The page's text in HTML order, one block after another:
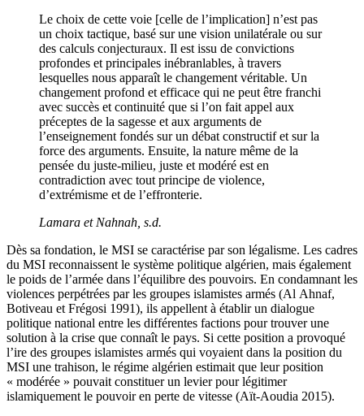
Le choix de cette voie [celle de l’implication] n’est pas
un choix tactique, basé sur une vision unilatérale ou sur
des calculs conjecturaux. Il est issu de convictions
profondes et principales inébranlables, à travers
lesquelles nous apparaît le changement véritable. Un
changement profond et efficace qui ne peut être franchi
avec succès et continuité que si l’on fait appel aux
préceptes de la sagesse et aux arguments de
l’enseignement fondés sur un débat constructif et sur la
force des arguments. Ensuite, la nature même de la
pensée du juste-milieu, juste et modéré est en
contradiction avec tout principe de violence,
d’extrémisme et de l’effronterie.
Lamara et Nahnah, s.d.
Dès sa fondation, le MSI se caractérise par son légalisme. Les cadres
du MSI reconnaissent le système politique algérien, mais également
le poids de l’armée dans l’équilibre des pouvoirs. En condamnant les
violences perpétrées par les groupes islamistes armés (Al Ahnaf,
Botiveau et Frégosi 1991), ils appellent à établir un dialogue
politique national entre les différentes factions pour trouver une
solution à la crise que connaît le pays. Si cette position a provoqué
l’ire des groupes islamistes armés qui voyaient dans la position du
MSI une trahison, le régime algérien estimait que leur position
« modérée » pouvait constituer un levier pour légitimer
islamiquement le pouvoir en perte de vitesse (Aït-Aoudia 2015).